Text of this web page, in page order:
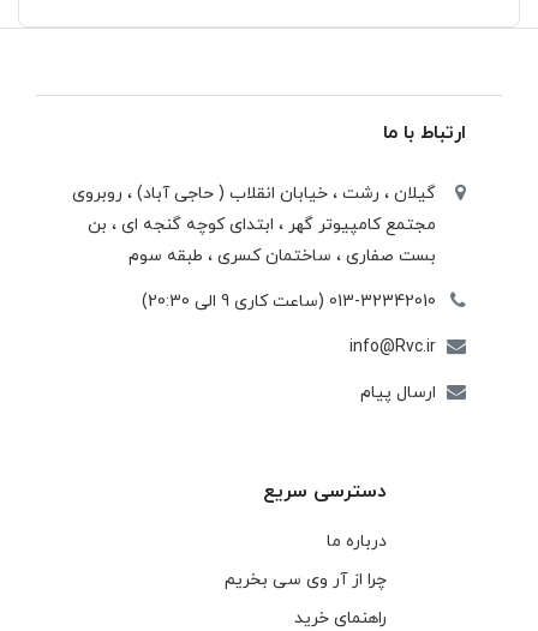
ارتباط با ما
گیلان ، رشت ، خيابان انقلاب ( حاجی آباد) ، روبروی
مجتمع كامپيوتر گهر ، ابتدای كوچه گنجه ای ، بن
بست صفاری ، ساختمان كسری ، طبقه سوم
013-32342010 (ساعت کاری 9 الی 20:30)
info@Rvc.ir
ارسال پیام
دسترسی سریع
درباره ما
چرا از آر وی سی بخریم
راهنمای خرید